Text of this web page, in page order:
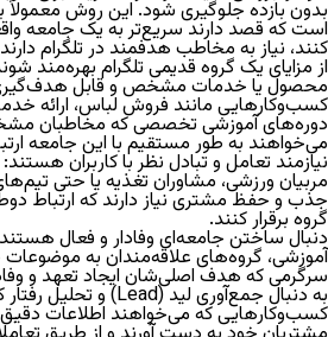
بدون بازده جلوگیری شود. این روش
است که قصد دارند سریع‌تر به یکجامعه
کنند، نیاز به مخاطب هدفمند در تلگرام
از مزایای یک گروه قدیمی تلگرام بهره‌مند
محصول یا خدمات مشخص و قابل هدف‌گیری
کسب‌وکارهایی مانند فروش لباس، ارائه
دوره‌های آموزشی تخصصی که مخاطبان
می‌خواهند به طور مستقیم با این جامعه
نیازمند تعامل و تبادل نظر با کاربران هستند:
مربیان ورزشی، مشاوران تغذیه یا حتی
جذب و حفظ مشتری نیاز دارند که ارتباط
گروه برقرار کنند.
دنبال ساختن جامعه‌ای وفادار و فعال
آموزشی، گروه‌های علاقه‌مندان به
سرگرمی که هدف اصلی‌شان ایجاد تعهد و
به دنبال جمع‌آوری لید (Lead) و تحلیل رفتار کاربران هستند:
کسب‌وکارهایی که می‌خواهند اطلاعات